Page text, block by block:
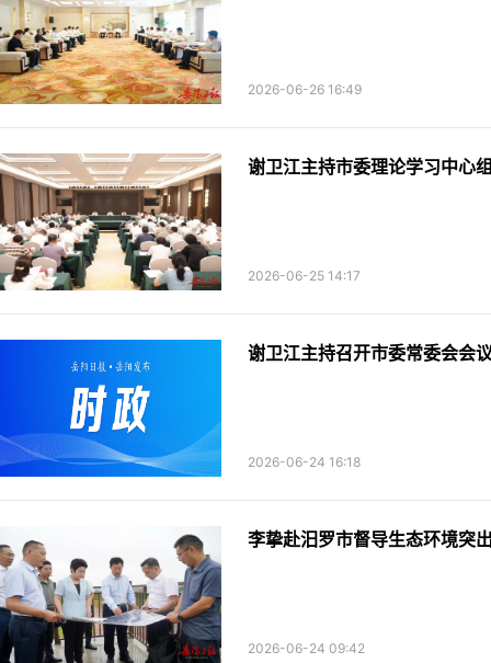
2026-06-26 16:49
谢卫江主持市委理论学习中心
2026-06-25 14:17
谢卫江主持召开市委常委会会
2026-06-24 16:18
李挚赴汨罗市督导生态环境突
2026-06-24 09:42